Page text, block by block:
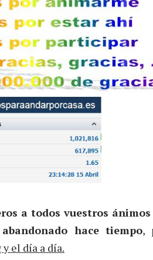
a todos vuestros
hace tiempo,
el día a día.